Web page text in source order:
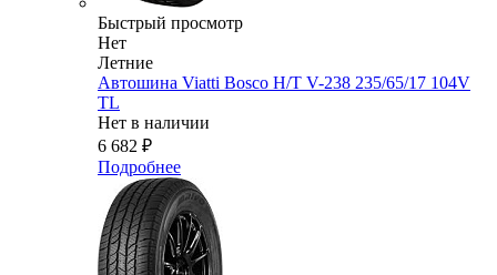
Быстрый просмотр
Нет
Летние
Автошина Viatti Bosco H/T V-238 235/65/17 104V
TL
Нет в наличии
6 682 ₽
Подробнее